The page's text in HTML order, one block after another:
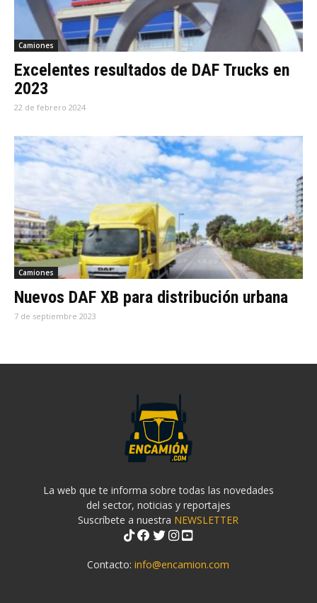
Camiones
Excelentes resultados de DAF Trucks en
2023
22 de febrero 2024
Camiones
Nuevos DAF XB para distribución urbana
7 de septiembre 2023
La web que te informa sobre todas las novedades
del sector, noticias y reportajes
Suscríbete a nuestra NEWSLETTER
Contacto:info@encamion.com